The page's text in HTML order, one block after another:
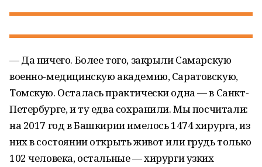
— Да ничего. Более того, закрыли Самарскую
военно-медицинскую академию, Саратовскую,
Томскую. Осталась практически одна — в Санкт-
Петербурге, и ту едва сохранили. Мы посчитали:
на 2017 год в Башкирии имелось 1474 хирурга, из
них в состоянии открыть живот или грудь только
102 человека, остальные — хирурги узких